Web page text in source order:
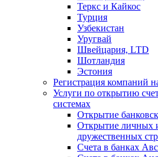
Теркс и Кайкос
Турция
Узбекистан
Уругвай
Швейцария, LTD
Шотландия
Эстония
Регистрация компаний
Услуги по открытию
системах
Открытие
Открытие личных
дружественных
Счета в банках